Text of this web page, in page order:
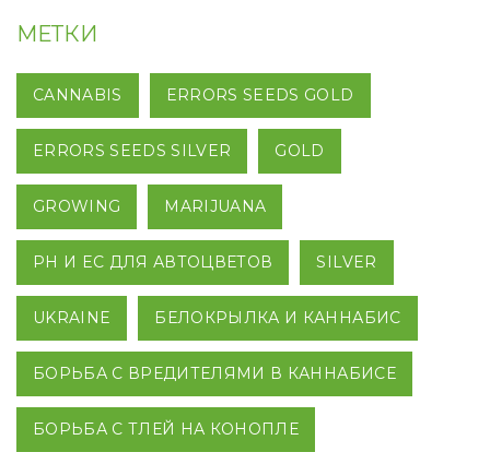
МЕТКИ
CANNABIS ERRORS SEEDS GOLD
ERRORS SEEDS SILVER GOLD
GROWING MARIJUANA
PH И EC ДЛЯ АВТОЦВЕТОВ SILVER
UKRAINE БЕЛОКРЫЛКА И КАННАБИС
БОРЬБА С ВРЕДИТЕЛЯМИ В КАННАБИСЕ
БОРЬБА С ТЛЕЙ НА КОНОПЛЕ